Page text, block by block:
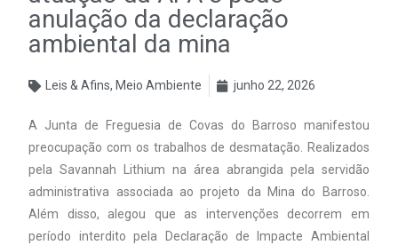
anulação da declaração
ambiental da mina
Leis & Afins, Meio Ambiente junho 22, 2026
A Junta de Freguesia de Covas do Barroso manifestou
preocupação com os trabalhos de desmatação. Realizados
pela Savannah Lithium na área abrangida pela servidão
administrativa associada ao projeto da Mina do Barroso.
Além disso, alegou que as intervenções decorrem em
período interdito pela Declaração de Impacte Ambiental